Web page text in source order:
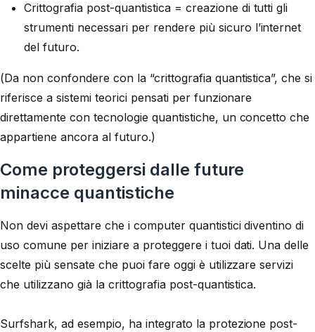
Crittografia post-quantistica = creazione di tutti gli
strumenti necessari per rendere più sicuro l’internet
del futuro.
(Da non confondere con la “crittografia quantistica”, che si
riferisce a sistemi teorici pensati per funzionare
direttamente con tecnologie quantistiche, un concetto che
appartiene ancora al futuro.)
Come proteggersi dalle future
minacce quantistiche
Non devi aspettare che i computer quantistici diventino di
uso comune per iniziare a proteggere i tuoi dati. Una delle
scelte più sensate che puoi fare oggi è utilizzare servizi
che utilizzano già la crittografia post-quantistica.
Surfshark, ad esempio, ha integrato la protezione post-